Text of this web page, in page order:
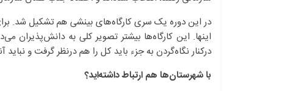
در این دوره یک سری کارگاه‌های بینشی هم تشکیل شد.
اینها. این کارگاه‌ها بیشتر تصویر کلی به دانش‌پذیران
درکنار نگاه‌گردن به جزء باید کل را هم درنظر گرفت و
با شهرستان‌ها هم ارتباط داشته‌اید؟